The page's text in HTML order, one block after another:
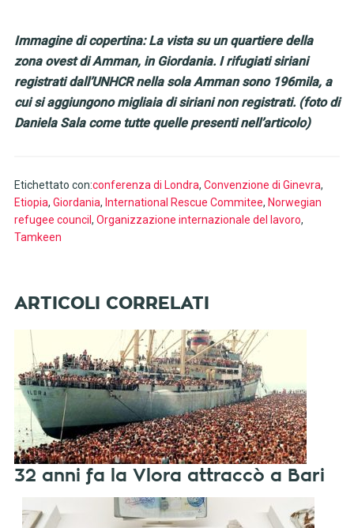
Immagine di copertina: La vista su un quartiere della
zona ovest di Amman, in Giordania. I rifugiati siriani
registrati dall’UNHCR nella sola Amman sono 196mila, a
cui si aggiungono migliaia di siriani non registrati. (foto di
Daniela Sala come tutte quelle presenti nell’articolo)
Etichettato con:conferenza di Londra, Convenzione di Ginevra,
Etiopia, Giordania, International Rescue Commitee, Norwegian
refugee council , Organizzazione internazionale del lavoro,
Tamkeen
32 anni fa la Vlora attraccò a Bari